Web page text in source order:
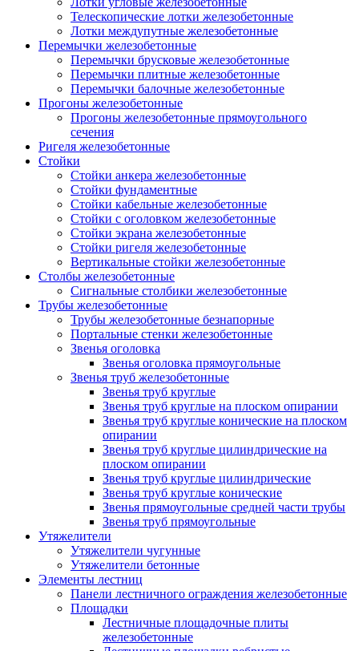
Телескопические лотки железобетонные
Лотки междупутные железобетонные
Перемычки железобетонные
Перемычки брусковые железобетонные
Перемычки плитные железобетонные
Перемычки балочные железобетонные
Прогоны железобетонные
Прогоны железобетонные прямоугольного
сечения
Ригеля железобетонные
Стойки
Стойки анкера железобетонные
Стойки фундаментные
Стойки кабельные железобетонные
Стойки с оголовком железобетонные
Стойки экрана железобетонные
Стойки ригеля железобетонные
Вертикальные стойки железобетонные
Столбы железобетонные
Сигнальные столбики железобетонные
Трубы железобетонные
Трубы железобетонные безнапорные
Портальные стенки железобетонные
Звенья оголовка
Звенья оголовка прямоугольные
Звенья труб железобетонные
Звенья труб круглые
Звенья труб круглые на плоском опирании
Звенья труб круглые конические на плоском
опирании
Звенья труб круглые цилиндрические на
плоском опирании
Звенья труб круглые цилиндрические
Звенья труб круглые конические
Звенья прямоугольные средней части трубы
Звенья труб прямоугольные
Утяжелители
Утяжелители чугунные
Утяжелители бетонные
Элементы лестниц
Панели лестничного ограждения железобетонные
Площадки
Лестничные площадочные плиты
железобетонные